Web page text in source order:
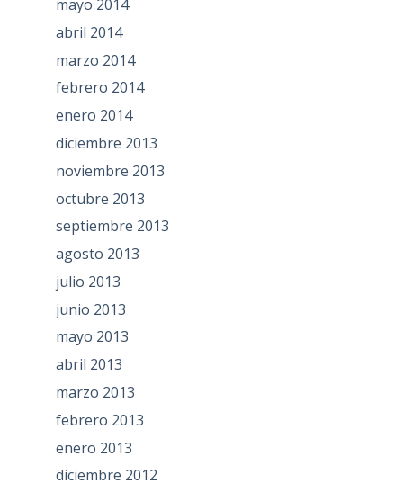
mayo 2014
abril 2014
marzo 2014
febrero 2014
enero 2014
diciembre 2013
noviembre 2013
octubre 2013
septiembre 2013
agosto 2013
julio 2013
junio 2013
mayo 2013
abril 2013
marzo 2013
febrero 2013
enero 2013
diciembre 2012